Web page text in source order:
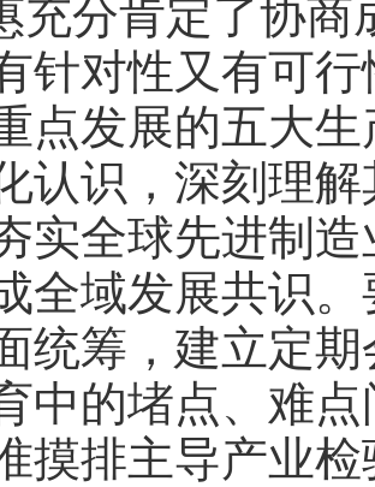
充分肯定了协商
针对性又有可
点发展的五大
认识，深刻理
实全球先进制
全域发展共识
统筹，建立定
中的堵点、难
摸排主导产业